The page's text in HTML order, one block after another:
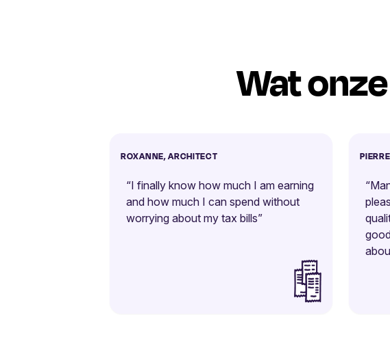
Wat
ROXANNE, ARCHITECT
“I finally know how much I am earning
and how much I can spend without
worrying about my tax bills”